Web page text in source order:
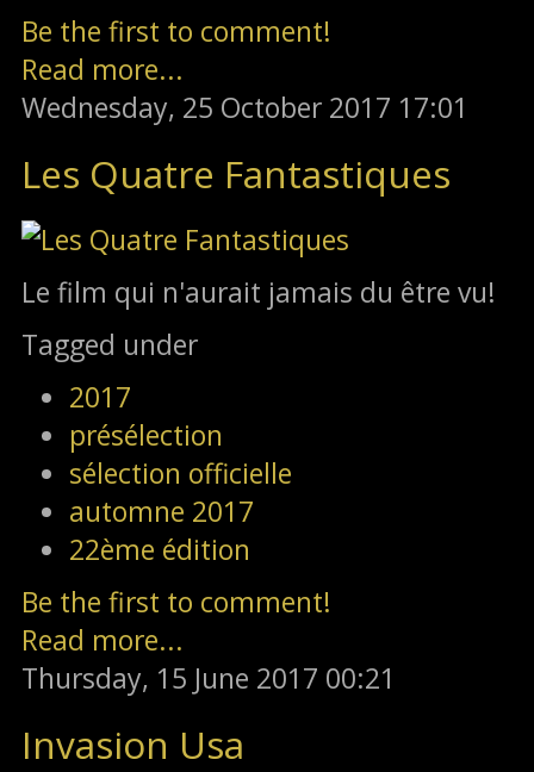
Be the first to comment!
Read more...
Wednesday, 25 October 2017 17:01
Les Quatre Fantastiques
Le film qui n'aurait jamais du être vu!
Tagged under
2017
présélection
sélection officielle
automne 2017
22ème édition
Be the first to comment!
Read more...
Thursday, 15 June 2017 00:21
Invasion Usa